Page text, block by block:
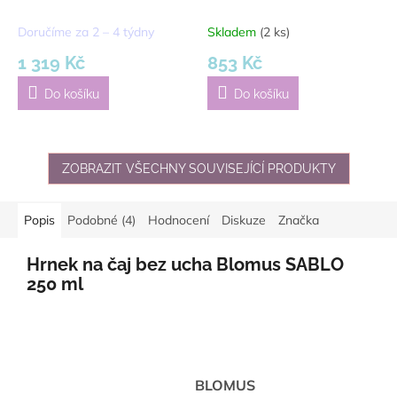
Doručíme za 2 – 4 týdny
1 319 Kč
Do košíku
Skladem (2 ks)
853 Kč
Do košíku
ZOBRAZIT VŠECHNY SOUVISEJÍCÍ PRODUKTY
Popis Podobné (4) Hodnocení Diskuze Značka
Hrnek na čaj bez ucha Blomus SABLO
250 ml
BLOMUS